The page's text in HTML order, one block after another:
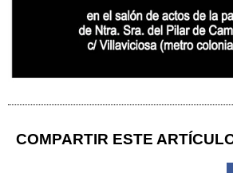
COMPARTIR ESTE